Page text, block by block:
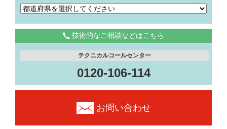
技術的なご相談などはこちら
テクニカルコールセンター
0120-106-114
お問い合わせ